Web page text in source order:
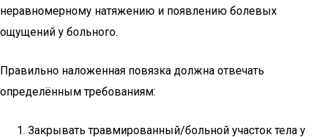
неравномерному натяжению и появлению болевых
ощущений у больного.
Правильно наложенная повязка должна отвечать
определённым требованиям:
Закрывать травмированный/больной участок тела у